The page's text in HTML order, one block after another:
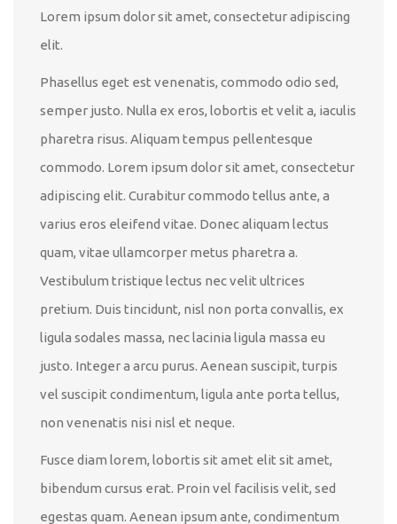
Lorem ipsum dolor sit amet, consectetur adipiscing
elit.
Phasellus eget est venenatis, commodo odio sed,
semper justo. Nulla ex eros, lobortis et velit a, iaculis
pharetra risus. Aliquam tempus pellentesque
commodo. Lorem ipsum dolor sit amet, consectetur
adipiscing elit. Curabitur commodo tellus ante, a
varius eros eleifend vitae. Donec aliquam lectus
quam, vitae ullamcorper metus pharetra a.
Vestibulum tristique lectus nec velit ultrices
pretium. Duis tincidunt, nisl non porta convallis, ex
ligula sodales massa, nec lacinia ligula massa eu
justo. Integer a arcu purus. Aenean suscipit, turpis
vel suscipit condimentum, ligula ante porta tellus,
non venenatis nisi nisl et neque.
Fusce diam lorem, lobortis sit amet elit sit amet,
bibendum cursus erat. Proin vel facilisis velit, sed
egestas quam. Aenean ipsum ante, condimentum